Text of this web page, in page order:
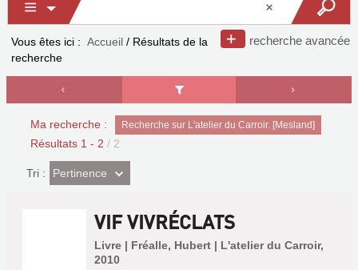
recherche avancée
Vous êtes ici : Accueil / Résultats de la
recherche
Ma recherche : Recherche sur L'atelier du Carroir. [Mesland]
Résultats 1 - 2 / 2
Tri : (Effet
imédiat)
Pertinence
VIF VIVRÉCLATS
Livre | Fréalle, Hubert | L'atelier du Carroir,
2010